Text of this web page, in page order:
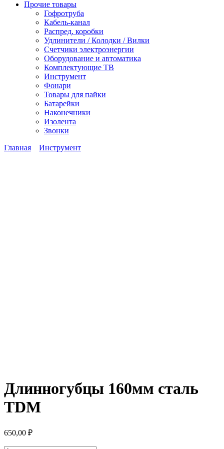
Прочие товары
Гофротруба
Кабель-канал
Распред. коробки
Удлинители / Колодки / Вилки
Счетчики электроэнергии
Оборудование и автоматика
Комплектующие ТВ
Инструмент
Фонари
Товары для пайки
Батарейки
Наконечники
Изолента
Звонки
Главная
Инструмент
Длинногубцы 160мм сталь
TDM
650,00 ₽